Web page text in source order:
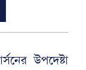
উপদেষ্টা